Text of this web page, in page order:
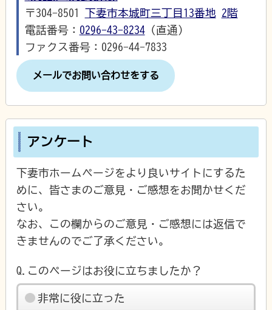
〒304-8501 下妻市本城町三丁目13番地 2階
電話番号： 0296-43-8234（直通）
ファクス番号：0296-44-7833
メールでお問い合わせをする
アンケート
下妻市ホームページをより良いサイトにするた
めに、皆さまのご意見・ご感想をお聞かせくだ
さい。
なお、この欄からのご意見・ご感想には返信で
きませんのでご了承ください。
Q.このページはお役に立ちましたか？
非常に役に立った